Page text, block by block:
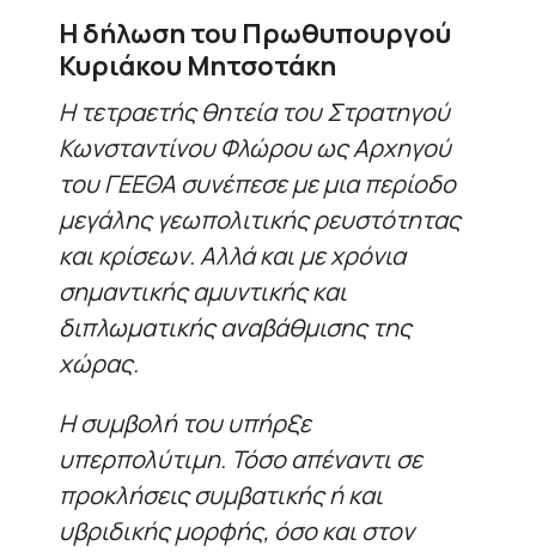
Η δήλωση του Πρωθυπουργού
Κυριάκου Μητσοτάκη
Η τετραετής θητεία του Στρατηγού
Κωνσταντίνου Φλώρου ως Αρχηγού
του ΓΕΕΘΑ συνέπεσε με μια περίοδο
μεγάλης γεωπολιτικής ρευστότητας
και κρίσεων. Αλλά και με χρόνια
σημαντικής αμυντικής και
διπλωματικής αναβάθμισης της
χώρας.
Η συμβολή του υπήρξε
υπερπολύτιμη. Τόσο απέναντι σε
προκλήσεις συμβατικής ή και
υβριδικής μορφής, όσο και στον